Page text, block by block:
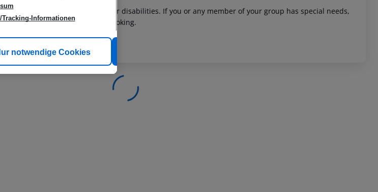
with reduced mobility or disabilities. If you or any member of your group has special needs,
before confirming your booking.
Tracking-Informationen
anpassen
notwendige Cookies